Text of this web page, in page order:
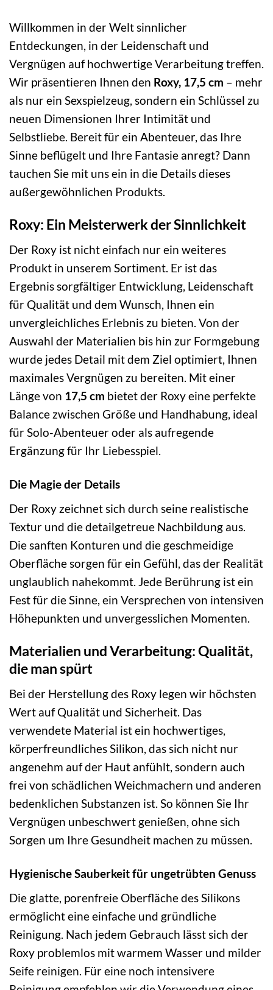
Willkommen in der Welt sinnlicher
Entdeckungen, in der Leidenschaft und
Vergnügen auf hochwertige Verarbeitung treffen.
Wir präsentieren Ihnen den Roxy, 17,5 cm – mehr
als nur ein Sexspielzeug, sondern ein Schlüssel zu
neuen Dimensionen Ihrer Intimität und
Selbstliebe. Bereit für ein Abenteuer, das Ihre
Sinne beflügelt und Ihre Fantasie anregt? Dann
tauchen Sie mit uns ein in die Details dieses
außergewöhnlichen Produkts.
Roxy: Ein Meisterwerk der Sinnlichkeit
Der Roxy ist nicht einfach nur ein weiteres
Produkt in unserem Sortiment. Er ist das
Ergebnis sorgfältiger Entwicklung, Leidenschaft
für Qualität und dem Wunsch, Ihnen ein
unvergleichliches Erlebnis zu bieten. Von der
Auswahl der Materialien bis hin zur Formgebung
wurde jedes Detail mit dem Ziel optimiert, Ihnen
maximales Vergnügen zu bereiten. Mit einer
Länge von 17,5 cm bietet der Roxy eine perfekte
Balance zwischen Größe und Handhabung, ideal
für Solo-Abenteuer oder als aufregende
Ergänzung für Ihr Liebesspiel.
Die Magie der Details
Der Roxy zeichnet sich durch seine realistische
Textur und die detailgetreue Nachbildung aus.
Die sanften Konturen und die geschmeidige
Oberfläche sorgen für ein Gefühl, das der Realität
unglaublich nahekommt. Jede Berührung ist ein
Fest für die Sinne, ein Versprechen von intensiven
Höhepunkten und unvergesslichen Momenten.
Materialien und Verarbeitung: Qualität,
die man spürt
Bei der Herstellung des Roxy legen wir höchsten
Wert auf Qualität und Sicherheit. Das
verwendete Material ist ein hochwertiges,
körperfreundliches Silikon, das sich nicht nur
angenehm auf der Haut anfühlt, sondern auch
frei von schädlichen Weichmachern und anderen
bedenklichen Substanzen ist. So können Sie Ihr
Vergnügen unbeschwert genießen, ohne sich
Sorgen um Ihre Gesundheit machen zu müssen.
Hygienische Sauberkeit für ungetrübten Genuss
Die glatte, porenfreie Oberfläche des Silikons
ermöglicht eine einfache und gründliche
Reinigung. Nach jedem Gebrauch lässt sich der
Roxy problemlos mit warmem Wasser und milder
Seife reinigen. Für eine noch intensivere